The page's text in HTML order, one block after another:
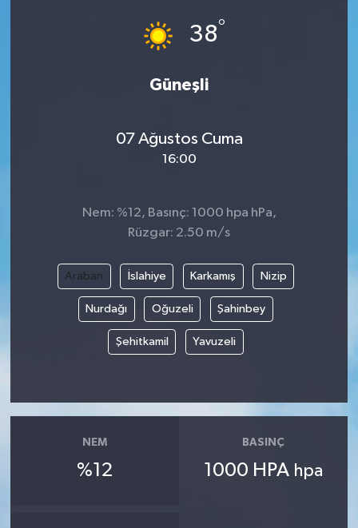
38°
Güneşli
07 Ağustos Cuma
16:00
Nem: %12, Basınç: 1000 hpa hPa,
Rüzgar: 2.50 m/s
Araban İslahiye Karkamış Nizip
Nurdağı Oğuzeli Şahinbey
Şehitkamil Yavuzeli
NEM
%12
BASINÇ
1000 HPA hpa